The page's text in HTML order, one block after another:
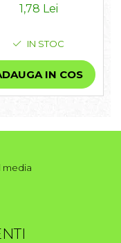
1,78 Lei
IN STOC
IN COS
media